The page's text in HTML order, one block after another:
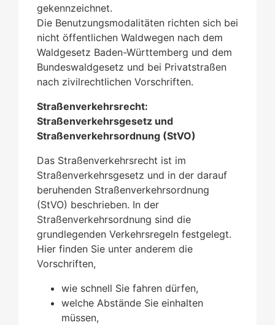
gekennzeichnet.
Die Benutzungsmodalitäten richten sich bei
nicht öffentlichen Waldwegen nach dem
Waldgesetz Baden-Württemberg und dem
Bundeswaldgesetz und bei Privatstraßen
nach zivilrechtlichen Vorschriften.
Straßenverkehrsrecht:
Straßenverkehrsgesetz und
Straßenverkehrsordnung (StVO)
Das Straßenverkehrsrecht ist im
Straßenverkehrsgesetz und in der darauf
beruhenden Straßenverkehrsordnung
(StVO) beschrieben. In der
Straßenverkehrsordnung sind die
grundlegenden Verkehrsregeln festgelegt.
Hier finden Sie unter anderem die
Vorschriften,
wie schnell Sie fahren dürfen,
welche Abstände Sie einhalten
müssen,